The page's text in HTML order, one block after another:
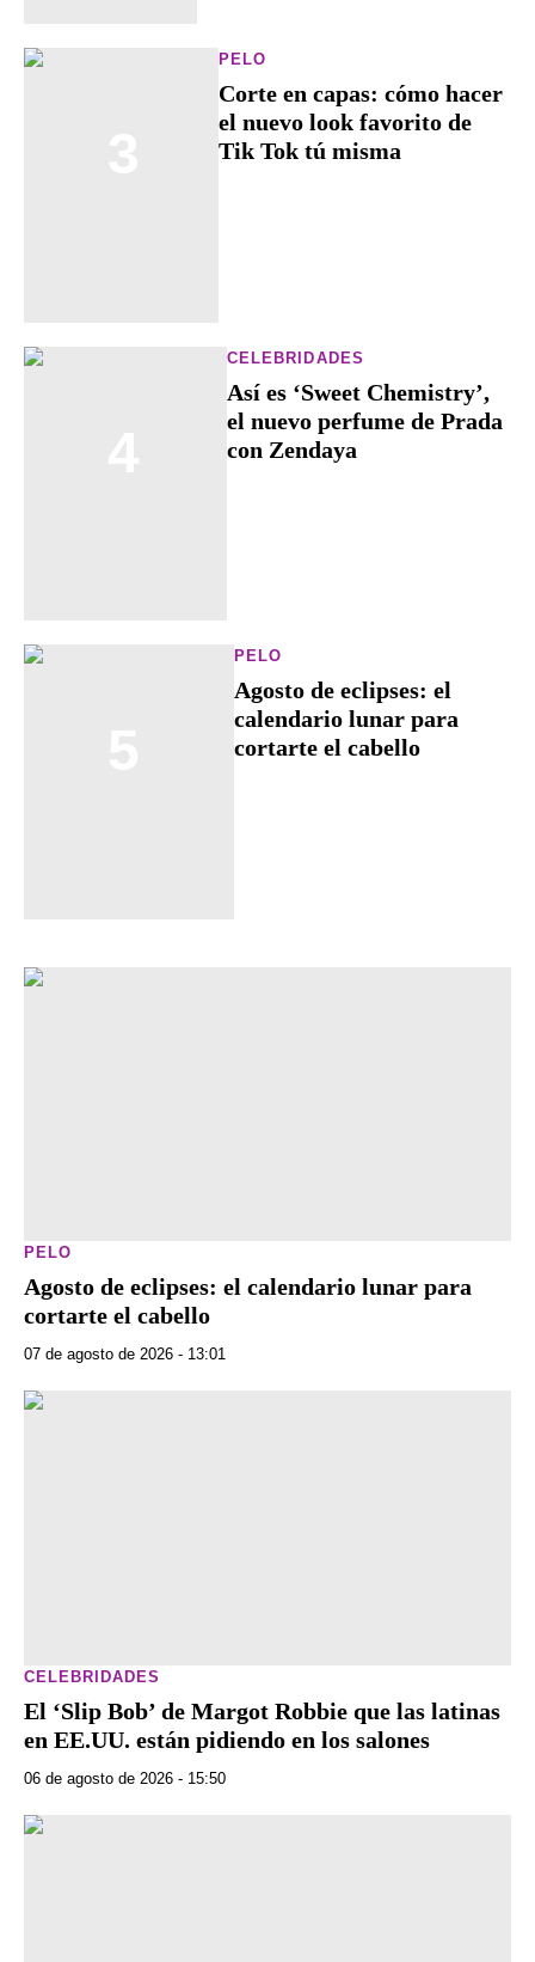
PELO
Corte en capas: cómo hacer
el nuevo look favorito de
Tik Tok tú misma
CELEBRIDADES
Así es ‘Sweet Chemistry’,
el nuevo perfume de Prada
con Zendaya
PELO
Agosto de eclipses: el
calendario lunar para
cortarte el cabello
PELO
Agosto de eclipses: el calendario lunar para
cortarte el cabello
07 de agosto de 2026 - 13:01
CELEBRIDADES
El ‘Slip Bob’ de Margot Robbie que las latinas
en EE.UU. están pidiendo en los salones
06 de agosto de 2026 - 15:50